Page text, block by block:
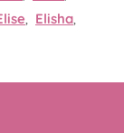
, Elisha,